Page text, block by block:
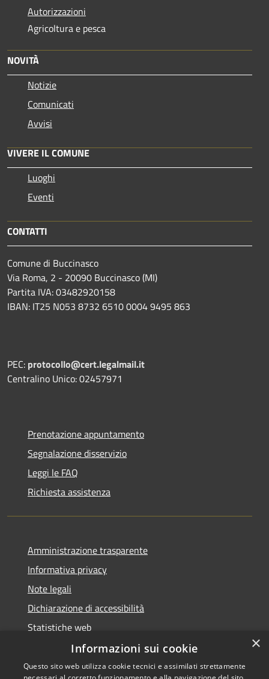
Autorizzazioni
Agricoltura e pesca
NOVITÀ
Notizie
Comunicati
Avvisi
VIVERE IL COMUNE
Luoghi
Eventi
CONTATTI
Comune di Buccinasco
Via Roma, 2 - 20090 Buccinasco (MI)
Partita IVA: 03482920158
IBAN: IT25 N053 8732 6510 0004 9495 863
PEC: protocollo@cert.legalmail.it
Centralino Unico: 02457971
Prenotazione appuntamento
Segnalazione disservizio
Leggi le FAQ
Richiesta assistenza
Amministrazione trasparente
Informativa privacy
Note legali
Dichiarazione di accessibilità
Statistiche web
×
Informazioni sui cookie
Questo sito web utilizza cookie tecnici e assimilati strettamente